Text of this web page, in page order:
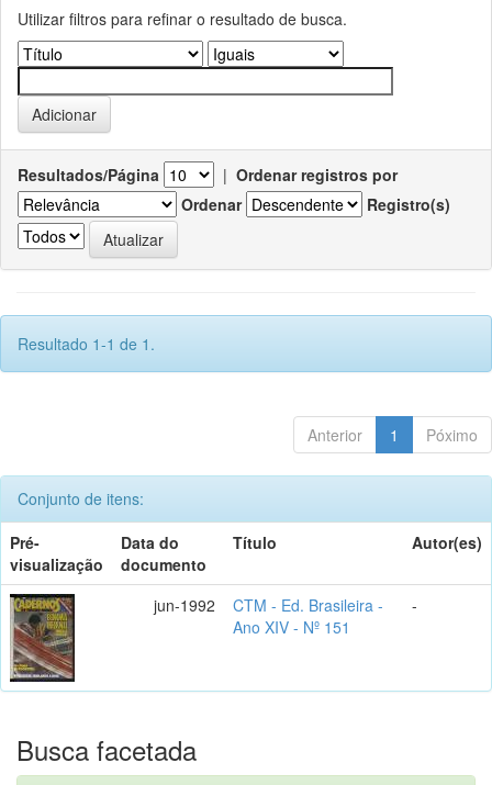
Utilizar filtros para refinar o resultado de busca.
Resultados/Página | Ordenar registros por
Ordenar
Registro(s)
Resultado 1-1 de 1.
Anterior 1 Póximo
Conjunto de itens:
Pré-
visualização
Data do
documento
Título Autor(es)
jun-1992
CTM - Ed. Brasileira -
Ano XIV - Nº 151
-
Busca facetada